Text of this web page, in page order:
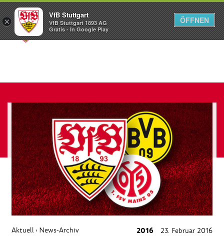
Menü
Aktuell › News-Archiv 2016 23. Februar 2016
×
VfB Stuttgart
VfB Stuttgart 1893 AG
Gratis - In Google Play
ÖFFNEN